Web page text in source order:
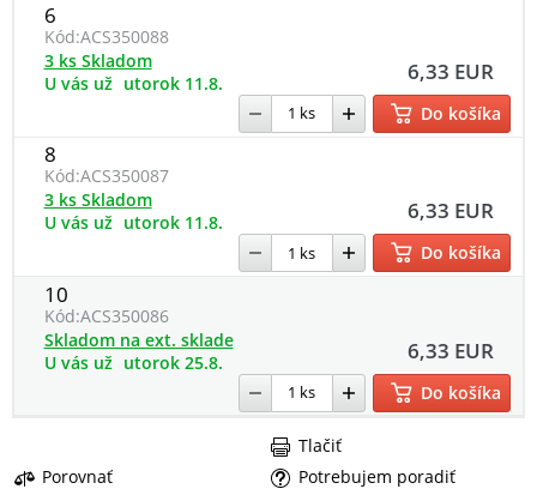
6
Kód:ACS350088
6,33 EUR
3 ks Skladom
U vás už utorok 11.8.
Do košíka
8
Kód:ACS350087
6,33 EUR
3 ks Skladom
U vás už utorok 11.8.
Do košíka
10
Kód:ACS350086
6,33 EUR
Skladom na ext. sklade
U vás už utorok 25.8.
Do košíka
Porovnať
Potrebujem poradiť
Tlačiť